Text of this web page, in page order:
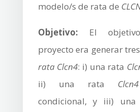
modelo/s de rata de
Objetivo: El
proyecto era generar
rata Clcn4: i) una rata
ii) una rata Clcn4
condicional, y iii) una